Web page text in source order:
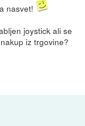
nasvet!
joystick ali se
iz trgovine?